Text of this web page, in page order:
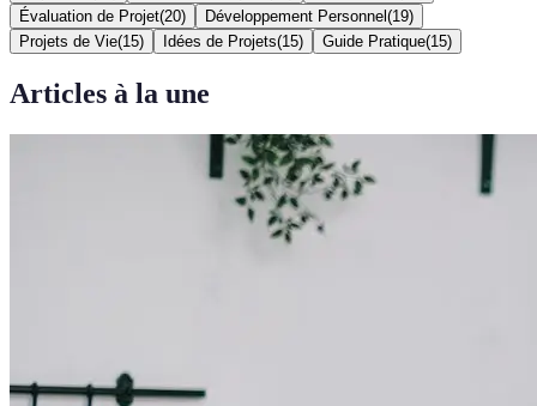
Évaluation de Projet(20) Développement Personnel (19)
Projets de Vie(15) Idées de Projets(15) Guide Pratique(15)
Articles à la une